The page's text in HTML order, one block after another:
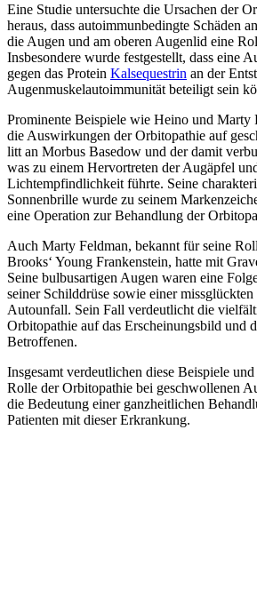
Eine Studie untersuchte die Ursachen der
heraus, dass autoimmunbedingte Schäden
die Augen und am oberen Augenlid eine
Insbesondere wurde festgestellt, dass eine
gegen das Protein Kalsequestrin an der
Augenmuskelautoimmunität beteiligt sein
Prominente Beispiele wie Heino und Marty
die Auswirkungen der Orbitopathie auf
litt an Morbus Basedow und der damit
was zu einem Hervortreten der Augäpfel
Lichtempfindlichkeit führte. Seine
Sonnenbrille wurde zu seinem
eine Operation zur Behandlung der
Auch Marty Feldman, bekannt für seine
Brooks‘ Young Frankenstein, hatte mit
Seine bulbusartigen Augen waren eine
seiner Schilddrüse sowie einer
Autounfall. Sein Fall verdeutlicht die
Orbitopathie auf das Erscheinungsbild und
Betroffenen.
Insgesamt verdeutlichen diese Beispiele
Rolle der Orbitopathie bei geschwollenen
die Bedeutung einer ganzheitlichen
Patienten mit dieser Erkrankung.